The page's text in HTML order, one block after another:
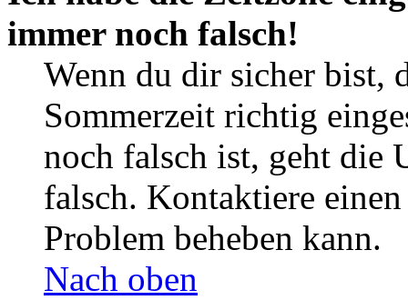
immer noch falsch!
Wenn du dir sicher bist,
Sommerzeit richtig
noch falsch ist, geht die
falsch. Kontaktiere
Problem beheben kann.
Nach oben